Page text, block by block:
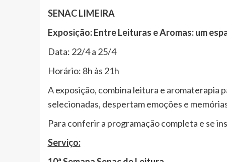
SENAC LIMEIRA
Exposição: Entre Leituras e Aromas: um
Data: 22/4 a 25/4
Horário: 8h às 21h
A exposição, combina leitura e aromaterapia
selecionadas, despertam emoções e
Para conferir a programação completa e se
Serviço: